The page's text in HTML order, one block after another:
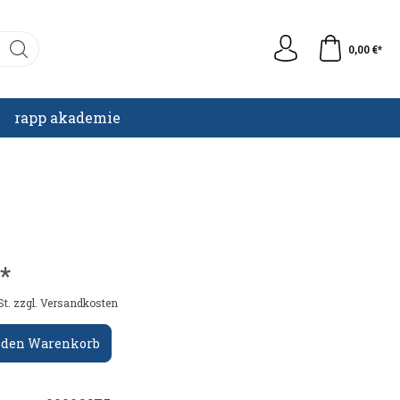
0,00 €*
rapp akademie
zzgl. Versandkosten
Warenkorb